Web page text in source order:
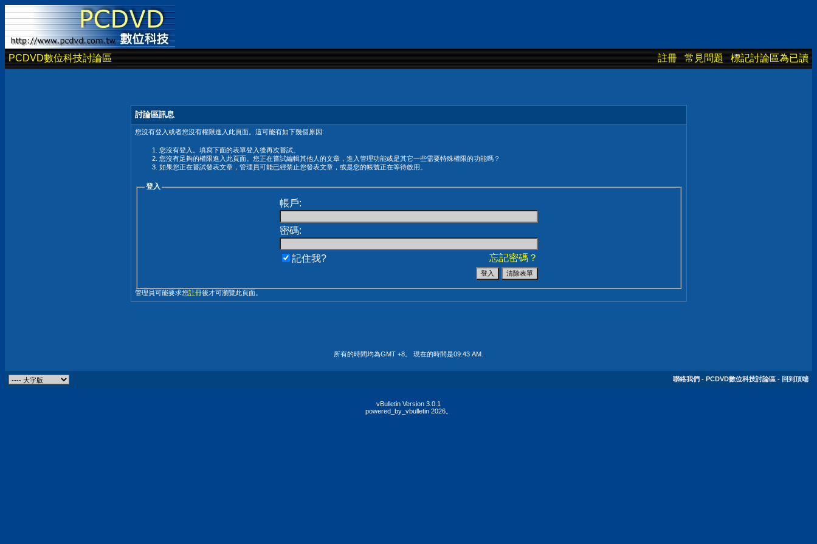
PCDVD數位科技討論區 註冊 常見問題 標記討論區為已讀
討論區訊息
您沒有登入或者您沒有權限進入此頁面。這可能有如下幾個原因:
您沒有登入。填寫下面的表單登入後再次嘗試。
您沒有足夠的權限進入此頁面。您正在嘗試編輯其他人的文章，進入管理功能或是其它一些需要特殊權限的功能嗎？
如果您正在嘗試發表文章，管理員可能已經禁止您發表文章，或是您的帳號正在等待啟用。
登入
帳戶:
密碼:
忘記密碼？
記住我?
管理員可能要求您註冊後才可瀏覽此頁面。
所有的時間均為GMT +8。 現在的時間是09:43 AM
聯絡我們 - PCDVD數位科技討論區 - 回到頂端
vBulletin Version 3.0.1
powered_by_vbulletin 2026。